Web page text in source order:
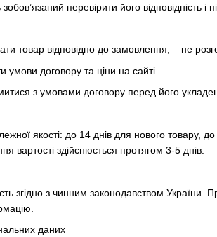
перевірити його відповідність і
товар відповідно до замовлення; – не
договору та ціни на сайті.
з умовами договору перед його
якості: до 14 днів для нового товару,
вартості здійснюється протягом 3-5 днів.
згідно з чинним законодавством України.
даних